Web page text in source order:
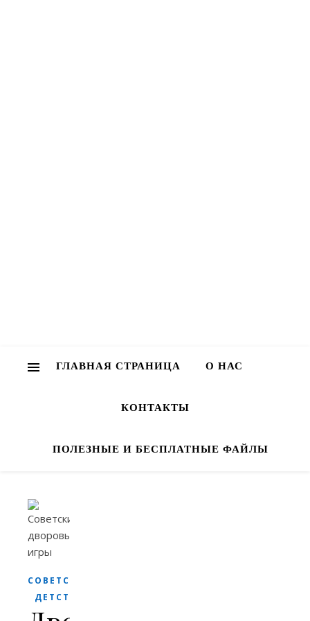
ГЛАВНАЯ СТРАНИЦА О НАС
КОНТАКТЫ
ПОЛЕЗНЫЕ И БЕСПЛАТНЫЕ ФАЙЛЫ
СОВЕТСКОЕ
ДЕТСТВО